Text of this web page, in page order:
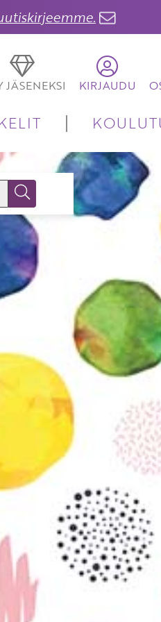
JÄSENEKSI KIRJAUDU
Tietopalvelun